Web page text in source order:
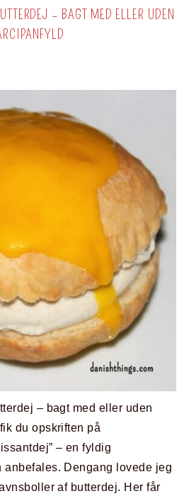
– BAGT MED ELLER UDEN
– bagt med eller uden
du opskriften på
– en fyldig
anbefales. Dengang lovede jeg
af butterdej. Her får